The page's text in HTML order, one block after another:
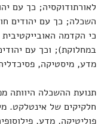
לאורתודוקסיה; כך עם
השכלה; כך עם יהודים
כי הקדמה האובייקטיבית
במחלוקת); וכך עם
מדע, מיסטיקה,
תנועת ההשכלה היוותה
חלקיקים של אינטלקט.
פוליטיקה, מדע,